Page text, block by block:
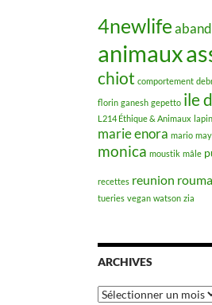
4newlife
animaux
chiot comportement
florin ganesh gepetto ile
L214 Éthique & Animaux lapin
marie enora mario
monica moustik mâle
recettes reunion
tueries vegan watson zia
ARCHIVES
Archives